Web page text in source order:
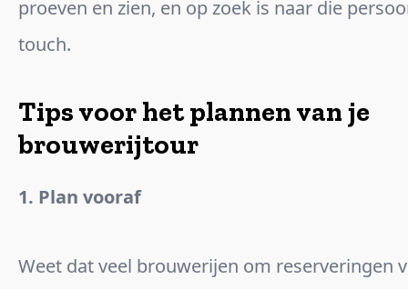
proeven en zien, en op zoek is naar die
touch.
Tips voor het plannen van je
brouwerijtour
1. Plan vooraf
Weet dat veel brouwerijen om reserveringen